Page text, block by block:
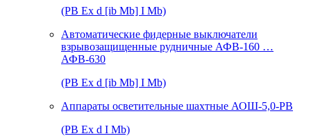
(РВ Ex d [ib Mb] I Mb)
Автоматические фидерные выключатели
взрывозащищенные рудничные АФВ-160 …
АФВ-630
(РВ Ex d [ib Mb] I Mb)
Аппараты осветительные шахтные АОШ-5,0-РВ
(РВ Ex d I Mb)